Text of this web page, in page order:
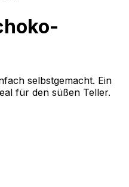
selbstgemacht. Ein
für den süßen Teller.